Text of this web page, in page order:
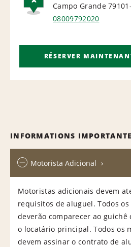
AIRPORT
Campo Grande
08009792020
RÉSERVER
INFORMATIONS
Motorista Adicional
Motoristas adicionais devem
requisitos de aluguel. Todos
deverão comparecer ao
o locatário principal. Todos os
devem assinar o contrato de